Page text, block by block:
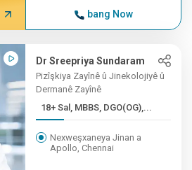
bang Now
Dr Sreepriya Sundaram
Pizîşkiya Zayînê û Jinekolojiyê û
Dermanê Zayînê
18+ Sal, MBBS, DGO(OG),...
Nexweşxaneya Jinan a
Apollo, Chennai